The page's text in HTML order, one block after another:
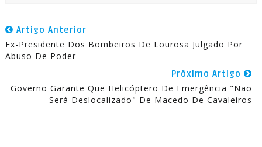
Artigo Anterior
Ex-Presidente Dos Bombeiros De Lourosa Julgado Por
Abuso De Poder
Próximo Artigo
Governo Garante Que Helicóptero De Emergência "não
Será Deslocalizado" De Macedo De Cavaleiros